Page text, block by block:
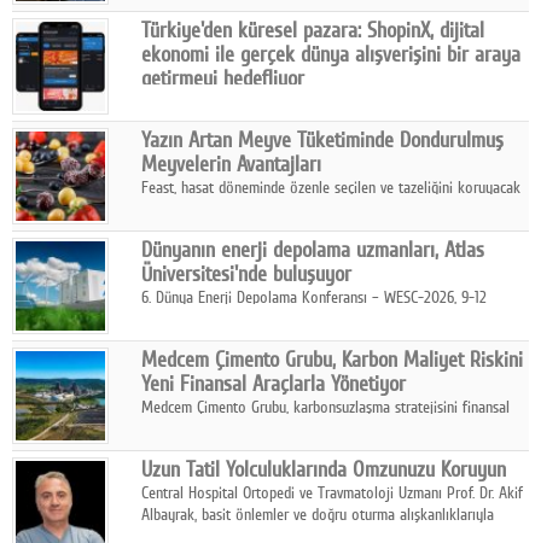
Turkish Bank'ın ticaret unvanının “Freedom Bank A.Ş.” olmasına
karar verildi.
Türkiye'den küresel pazara: ShopinX, dijital
ekonomi ile gerçek dünya alışverişini bir araya
getirmeyi hedefliyor
ekonomi ile gerçek dünya alışveriş deneyimi arasında köprü
kurmayı hedefleyen vizyonuyla uluslararası pazarlara açılıyor.
Yazın Artan Meyve Tüketiminde Dondurulmuş
Meyvelerin Avantajları
Feast, hasat döneminde özenle seçilen ve tazeliğini koruyacak
pratik, güvenilir ve lezzetli bir alternatif sunuyor.
Dünyanın enerji depolama uzmanları, Atlas
Üniversitesi'nde buluşuyor
6. Dünya Enerji Depolama Konferansı – WESC-2026, 9-12
sahipliğinde gerçekleştirilecek.
Medcem Çimento Grubu, Karbon Maliyet Riskini
Yeni Finansal Araçlarla Yönetiyor
Medcem Çimento Grubu, karbonsuzlaşma stratejisini finansal
Uzun Tatil Yolculuklarında Omzunuzu Koruyun
Central Hospital Ortopedi ve Travmatoloji Uzmanı Prof. Dr. Akif
Albayrak, basit önlemler ve doğru oturma alışkanlıklarıyla